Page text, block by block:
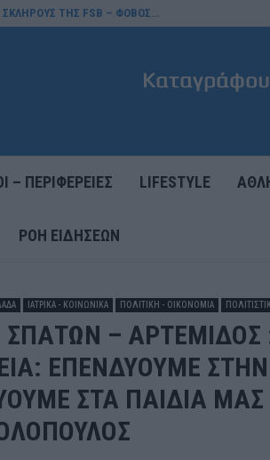
ΣΚΛΗΡΟΥΣ ΤΗΣ FSB – ΦΟΒΟΣ…
– ΠΕΡΙΦΕΡΕΙΕΣ LIFESTYLE
ΡΟΉ ΕΙΔΉΣΕΩΝ
ΙΑΤΡΙΚΑ - ΚΟΙΝΩΝΙΚΑ ΠΟΛΙΤΙΚΗ - ΟΙΚΟΝΟΜΙΑ
– ΑΡΤΕΜΙΔΟΣ
ΕΠΕΝΔΥΟΥΜΕ
ΣΤΑ ΠΑΙΔΙΑ